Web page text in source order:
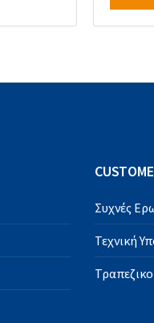
Συχνές
Τεχνική